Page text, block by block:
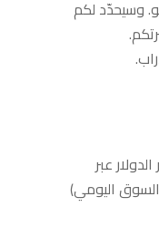
وسيحدّد لكم
عبر
اليومي)